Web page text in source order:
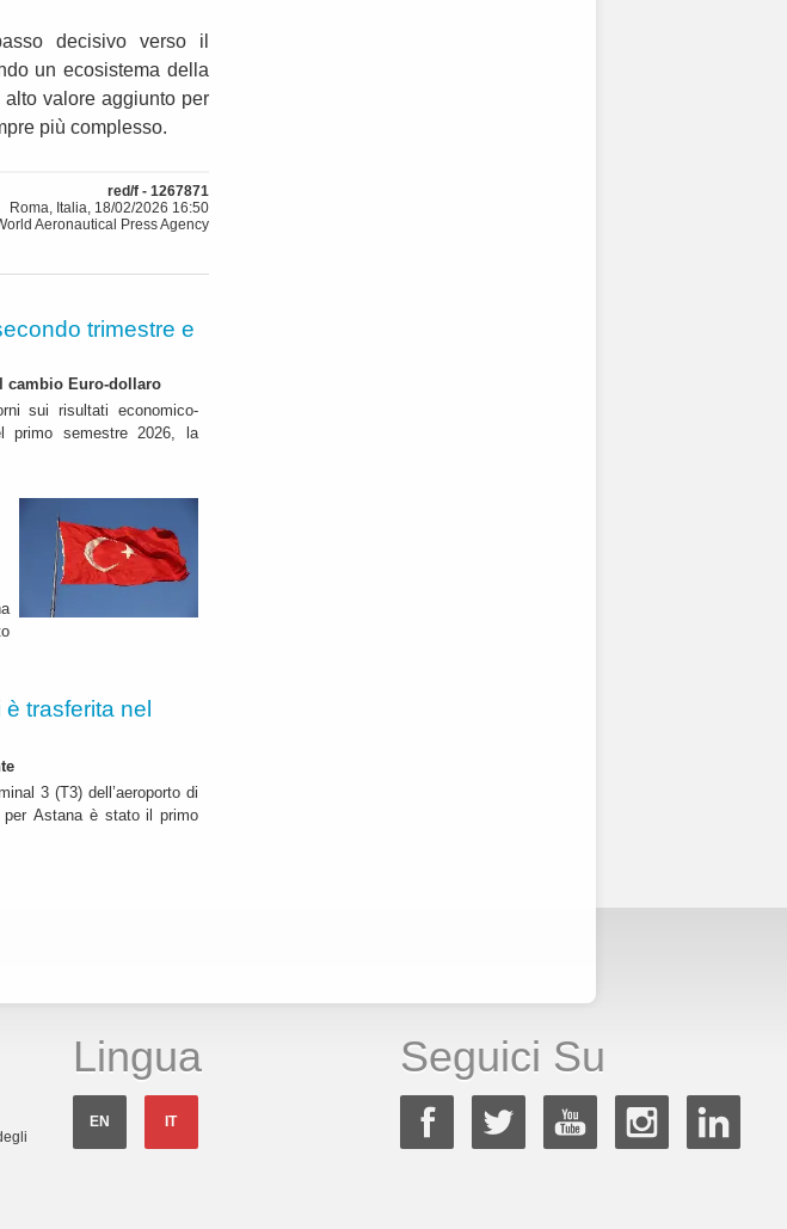
decisivo verso il
un ecosistema della
valore aggiunto per
più complesso.
red/f - 1267871
Roma, Italia, 18/02/2026 16:50
Aeronautical Press Agency
trimestre e
cambio Euro-dollaro
sui risultati economico-
primo semestre 2026, la
trasferita nel
3 (T3) dell’aeroporto di
per Astana è stato il primo
Lingua
EN IT
Seguici Su